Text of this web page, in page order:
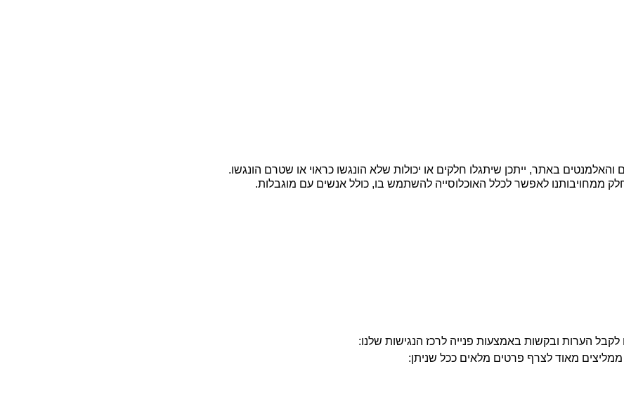
באתר, ייתכן שיתגלו חלקים או יכולות שלא הונגשו כראוי או שטרם הונגשו.
ממחויבותנו לאפשר לכלל האוכלוסייה להשתמש בו, כולל אנשים עם מוגבלות.
הערות ובקשות באמצעות פנייה לרכז הנגישות שלנו:
מאוד לצרף פרטים מלאים ככל שניתן: